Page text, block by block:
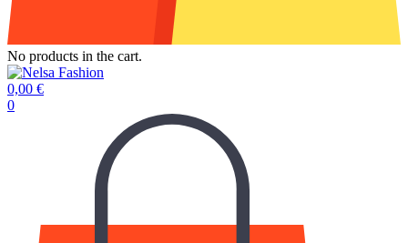
No products in the cart.
0,00 €
0